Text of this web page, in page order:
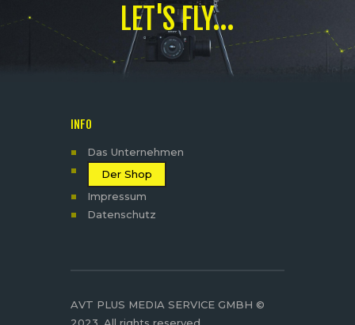
LET'S FLY...
INFO
Das Unternehmen
Der Shop
Impressum
Datenschutz
AVT PLUS MEDIA SERVICE GMBH ©